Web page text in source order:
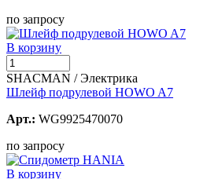
по запросу
В корзину
SHACMAN / Электрика
Шлейф подрулевой HOWO A7
Арт.: WG9925470070
по запросу
В корзину